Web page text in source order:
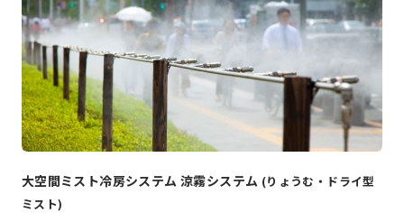
大空間ミスト冷房システム 涼霧システム (りょうむ・ドライ型
ミスト)